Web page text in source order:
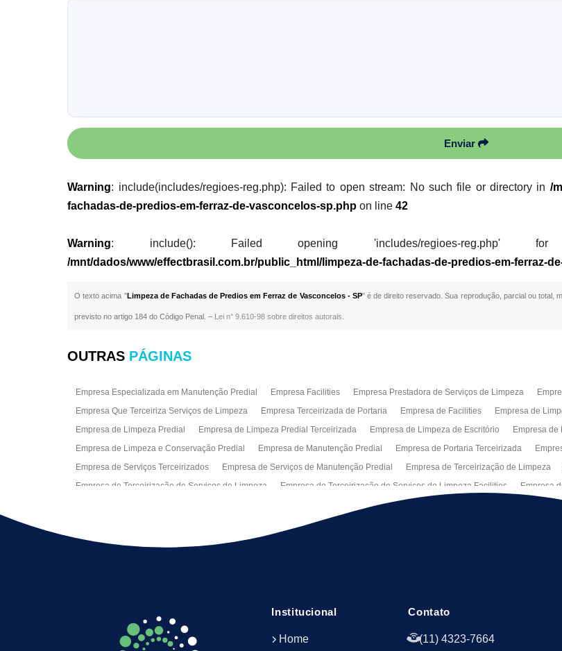
Enviar
Warning: include(includes/regioes-reg.php): Failed to open stream: No such file or directory in /
fachadas-de-predios-em-ferraz-de-vasconcelos-sp.php on line42
Warning: include(): Failed opening 'includes/regioes-reg.php' for
/mnt/dados/www/effectbrasil.com.br/public_html/limpeza-de-fachadas-de-predios-em-ferraz-
O texto acima "Limpeza de Fachadas de Predios em Ferraz de Vasconcelos - SP" é de direito reservado. Sua reprodução, parcial ou total,
previsto no artigo 184 do Código Penal. – Lei n° 9.610-98 sobre direitos autorais
OUTRAS PÁGINAS
Empresa Especializada em Manutenção Predial Empresa Facilities Empresa Prestadora de Serviços de Limpeza
Empresa Que Terceiriza Serviços de Limpeza
Empresa Terceirizada de Portaria Empresa de Facilities Empresa de
Empresa de Limpeza Predial
Empresa de Limpeza Predial Terceirizada Empresa de Limpeza de Escritório Empresa de
Empresa de Limpeza e Conservação Predial
Empresa de Manutenção Predial Empresa de Portaria Terceirizada
Empresa de Serviços Terceirizados
Empresa de Serviços de Manutenção Predial Empresa de Terceirização de Limpeza
Empresa de Terceirização de Serviços de Limpeza
Empresa de Terceirização de Serviços de Limpeza Facilities Empresa
Empresas de Manutenção Predial Rj
Limpeza de Fachadas de Predios
Serviço de Limpeza Empresarial
Serviço de Limpeza Predial
Institucional
Home
Contato
(11) 4323-7664